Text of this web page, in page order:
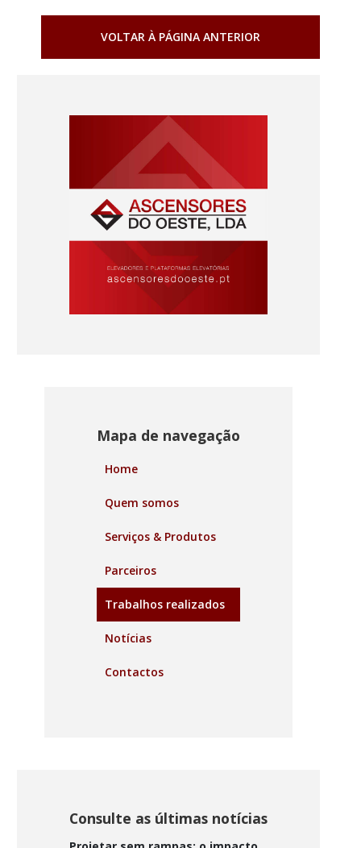
VOLTAR À PÁGINA ANTERIOR
Mapa de navegação
Home
Quem somos
Serviços & Produtos
Parceiros
Trabalhos realizados
Notícias
Contactos
Consulte as últimas notícias